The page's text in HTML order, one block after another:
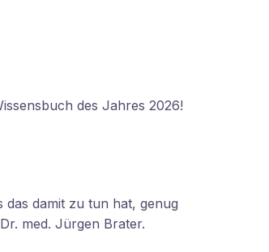
des Jahres 2026!
damit zu tun hat, genug
med. Jürgen Brater.